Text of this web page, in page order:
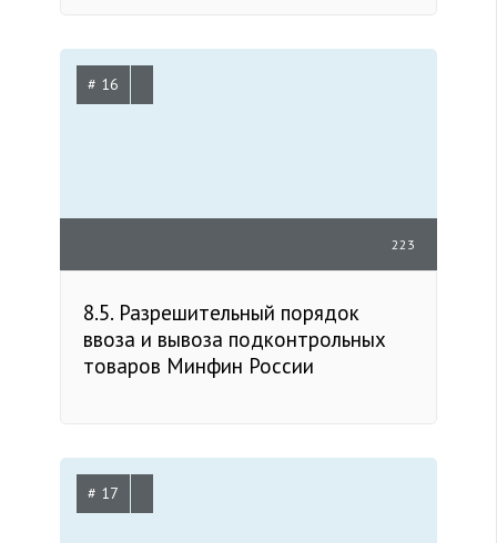
# 16
223
8.5. Разрешительный порядок
ввоза и вывоза подконтрольных
товаров Минфин России
# 17